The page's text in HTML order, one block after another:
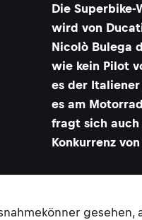
Die Superbike-
wird von
Nicolò Bulega
wie kein Pilot
es der
es am
fragt sich auch
Konkurrenz